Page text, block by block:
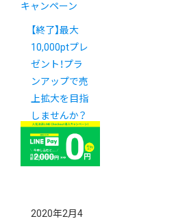
キャンペーン
【終了】最大
10,000ptプレ
ゼント！プラ
ンアップで売
上拡大を目指
しませんか？
2020年2月4